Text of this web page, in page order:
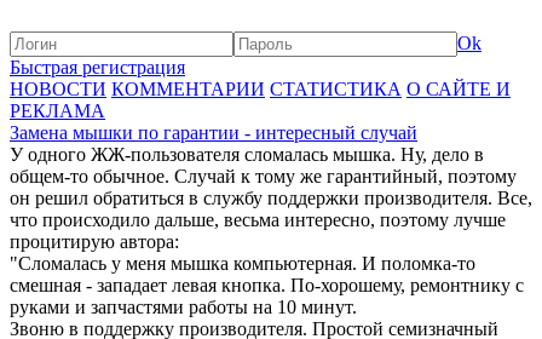
Ok
Быстрая регистрация
НОВОСТИ КОММЕНТАРИИ СТАТИСТИКА О САЙТЕ И
РЕКЛАМА
Замена мышки по гарантии - интересный случай
У одного ЖЖ-пользователя сломалась мышка. Ну, дело в
общем-то обычное. Случай к тому же гарантийный, поэтому
он решил обратиться в службу поддержки производителя. Все,
что происходило дальше, весьма интересно, поэтому лучше
процитирую автора:
"Сломалась у меня мышка компьютерная. И поломка-то
смешная - западает левая кнопка. По-хорошему, ремонтнику с
руками и запчастями работы на 10 минут.
Звоню в поддержку производителя. Простой семизначный